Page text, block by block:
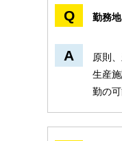
勤務
原則
生産
勤の